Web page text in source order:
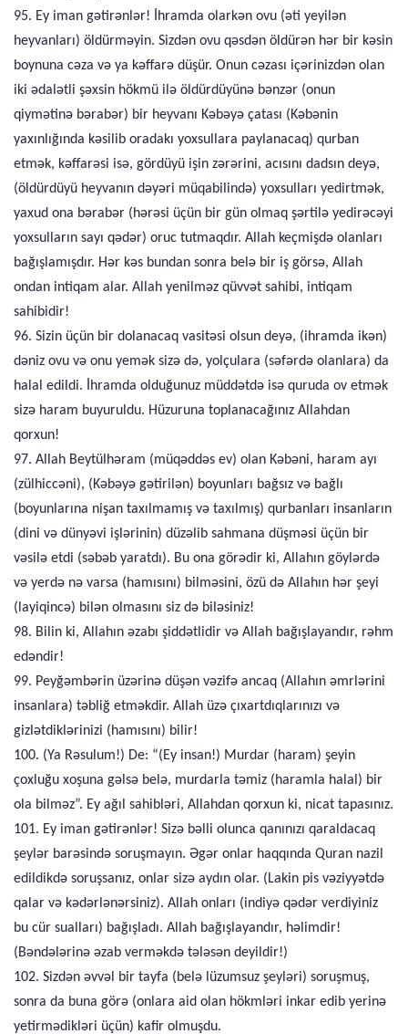
95. Ey iman gətirənlər! İhramda olarkən ovu (əti yeyilən
heyvanları) öldürməyin. Sizdən ovu qəsdən öldürən hər bir kəsin
boynuna cəza və ya kəffarə düşür. Onun cəzası içərinizdən olan
iki ədalətli şəxsin hökmü ilə öldürdüyünə bənzər (onun
qiymətinə bərabər) bir heyvanı Kəbəyə çatası (Kəbənin
yaxınlığında kəsilib oradakı yoxsullara paylanacaq) qurban
etmək, kəffarəsi isə, gördüyü işin zərərini, acısını dadsın deyə,
(öldürdüyü heyvanın dəyəri müqabilində) yoxsulları yedirtmək,
yaxud ona bərabər (hərəsi üçün bir gün olmaq şərtilə yedirəcəyi
yoxsulların sayı qədər) oruc tutmaqdır. Allah keçmişdə olanları
bağışlamışdır. Hər kəs bundan sonra belə bir iş görsə, Allah
ondan intiqam alar. Allah yenilməz qüvvət sahibi, intiqam
sahibidir!
96. Sizin üçün bir dolanacaq vasitəsi olsun deyə, (ihramda ikən)
dəniz ovu və onu yemək sizə də, yolçulara (səfərdə olanlara) da
halal edildi. İhramda olduğunuz müddətdə isə quruda ov etmək
sizə haram buyuruldu. Hüzuruna toplanacağınız Allahdan
qorxun!
97. Allah Beytülhəram (müqəddəs ev) olan Kəbəni, haram ayı
(zülhiccəni), (Kəbəyə gətirilən) boyunları bağsız və bağlı
(boyunlarına nişan taxılmamış və taxılmış) qurbanları insanların
(dini və dünyəvi işlərinin) düzəlib sahmana düşməsi üçün bir
vəsilə etdi (səbəb yaratdı). Bu ona görədir ki, Allahın göylərdə
və yerdə nə varsa (hamısını) bilməsini, özü də Allahın hər şeyi
(layiqincə) bilən olmasını siz də biləsiniz!
98. Bilin ki, Allahın əzabı şiddətlidir və Allah bağışlayandır, rəhm
edəndir!
99. Peyğəmbərin üzərinə düşən vəzifə ancaq (Allahın əmrlərini
insanlara) təbliğ etməkdir. Allah üzə çıxartdıqlarınızı və
gizlətdiklərinizi (hamısını) bilir!
100. (Ya Rəsulum!) De: “(Ey insan!) Murdar (haram) şeyin
çoxluğu xoşuna gəlsə belə, murdarla təmiz (haramla halal) bir
ola bilməz”. Ey ağıl sahibləri, Allahdan qorxun ki, nicat tapasınız.
101. Ey iman gətirənlər! Sizə bəlli olunca qanınızı qaraldacaq
şeylər barəsində soruşmayın. Əgər onlar haqqında Quran nazil
edildikdə soruşsanız, onlar sizə aydın olar. (Lakin pis vəziyyətdə
qalar və kədərlənərsiniz). Allah onları (indiyə qədər verdiyiniz
bu cür sualları) bağışladı. Allah bağışlayandır, həlimdir!
(Bəndələrinə əzab verməkdə tələsən deyildir!)
102. Sizdən əvvəl bir tayfa (belə lüzumsuz şeyləri) soruşmuş,
sonra da buna görə (onlara aid olan hökmləri inkar edib yerinə
yetirmədikləri üçün) kafir olmuşdu.